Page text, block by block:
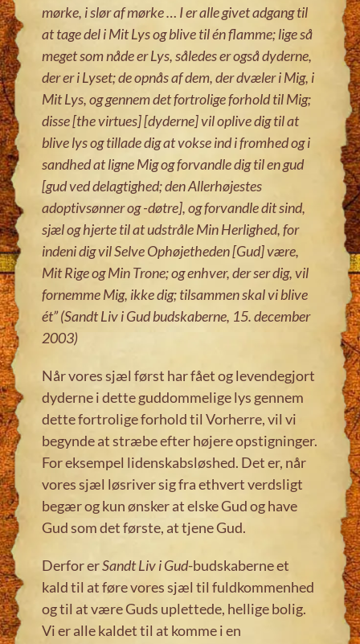
mørke, i slør af mørke… I er alle givet adgang til
at tage del i Mit Lys og blive til én flamme; lige så
meget som nåde er Lys, således er også dyderne,
der er i Lyset; de opnås af dem, der dvæler i Mig, i
Mit Lys, og gennem det fortrolige forhold til Mig;
disse [the virtues] [dyderne] vil oplive dig til at
blive lys og tillade dig at vokse ind i fromhed og i
sandhed at ligne Mig og forvandle dig til en gud
[gud ved delagtighed; den Allerhøjestes
adoptivsønner og -døtre], og forvandle dit sind,
sjæl og hjerte til at udstråle Min Herlighed, for
indeni dig vil Selve Ophøjetheden [Gud] være,
Mit Rige og Min Trone; og enhver, der ser dig, vil
fornemme Mig, ikke dig; tilsammen skal vi blive
ét”(Sandt Liv i Gud budskaberne, 15. december
2003)
Når vores sjæl først har fået og levendegjort
dyderne i dette guddommelige lys gennem
dette fortrolige forhold til Vorherre, vil vi
begynde at stræbe efter højere opstigninger.
For eksempel lidenskabsløshed. Det er, når
vores sjæl løsriver sig fra ethvert verdsligt
begær og kun ønsker at elske Gud og have
Gud som det første, at tjene Gud.
Derfor erSandt Liv i Gud-budskaberne et
kald til at føre vores sjæl til fuldkommenhed
og til at være Guds uplettede, hellige bolig.
Vi er alle kaldet til at komme i en